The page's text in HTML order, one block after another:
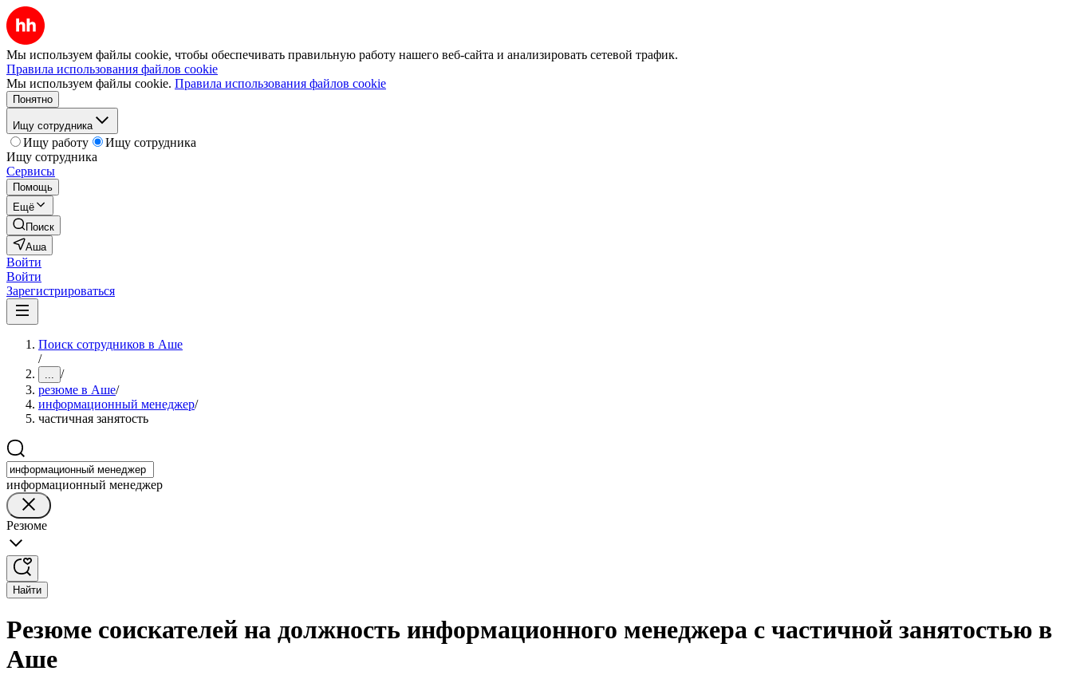
Мы используем файлы cookie, чтобы обеспечивать правильную работу нашего веб-сайта и анализировать сетевой трафик.
Правила использования файлов cookie
Мы используем файлы cookie. Правила использования файлов cookie
Понятно
Ищу сотрудника
Ищу работу
Ищу сотрудника
Ищу сотрудника
Сервисы
Помощь
Ещё
Поиск
Аша
Войти
Войти
Зарегистрироваться
Поиск сотрудников в Аше
/
... /
резюме в Аше/
информационный менеджер/
частичная занятость
информационный менеджер
Резюме
Найти
Резюме соискателей на должность информационного менеджера с частичной занятостью в
Аше